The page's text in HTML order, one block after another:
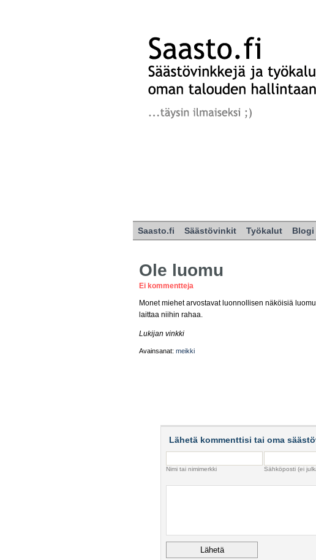
Saasto.fi Säästövinkit Työkalut Blogi
Ole luomu
Ei kommentteja
Monet miehet arvostavat luonnollisen näköisiä
laittaa niihin rahaa.
Lukijan vinkki
Avainsanat: meikki
Lähetä kommenttisi tai oma
Nimi tai nimimerkki Sähköposti (ei